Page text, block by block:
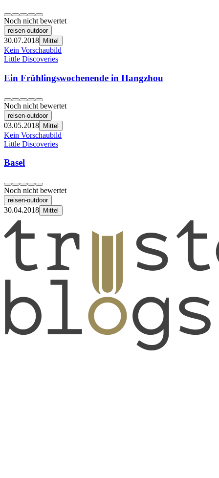
Noch nicht bewertet
reisen-outdoor
30.07.2018 Mittel
Kein Vorschaubild
Little Discoveries
Ein Frühlingswochenende in Hangzhou
Noch nicht bewertet
reisen-outdoor
03.05.2018 Mittel
Kein Vorschaubild
Little Discoveries
Basel
Noch nicht bewertet
reisen-outdoor
30.04.2018 Mittel